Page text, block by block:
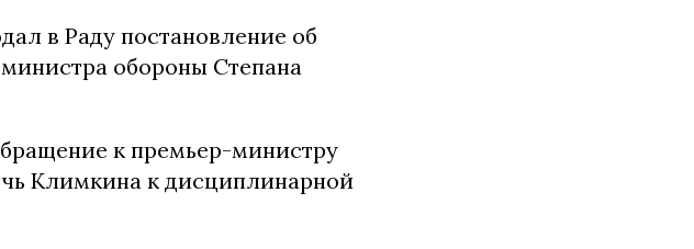
в Раду постановление об
обороны Степана
к премьер-министру
Климкина к дисциплинарной